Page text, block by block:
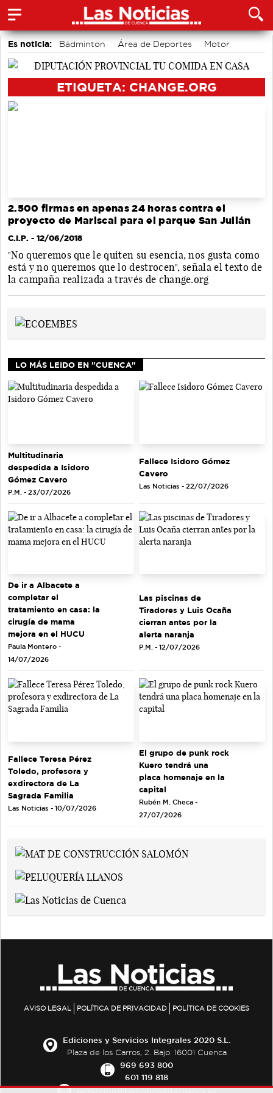
Es noticia: Bádminton Área de Deportes
Motor
accidentes laborales
ETIQUETA: CHANGE.ORG
2.500 firmas en apenas 24 horas contra el
proyecto de Mariscal para el parque San Julián
C.I.P. - 12/06/2018
"No queremos que le quiten su esencia, nos gusta como
está y no queremos que lo destrocen", señala el texto de
la campaña realizada a través de change.org
LO MÁS LEIDO EN "CUENCA"
Multitudinaria
despedida a Isidoro
Gómez Cavero
P.M. - 23/07/2026
Fallece Isidoro Gómez
Cavero
Las Noticias - 22/07/2026
De ir a Albacete a
completar el
tratamiento en casa: la
cirugía de mama
mejora en el HUCU
Paula Montero -
14/07/2026
Las piscinas de
Tiradores y Luis Ocaña
cierran antes por la
alerta naranja
P.M. - 12/07/2026
Fallece Teresa Pérez
Toledo, profesora y
exdirectora de La
Sagrada Familia
Las Noticias - 10/07/2026
El grupo de punk rock
Kuero tendrá una
placa homenaje en la
capital
Rubén M. Checa -
27/07/2026
AVISO LEGAL POLÍTICA DE PRIVACIDAD POLÍTICA DE COOKIES
Ediciones y Servicios Integrales 2020 S.L.
Plaza de los Carros, 2. Bajo. 16001 Cuenca
969 693 800
601 119 818